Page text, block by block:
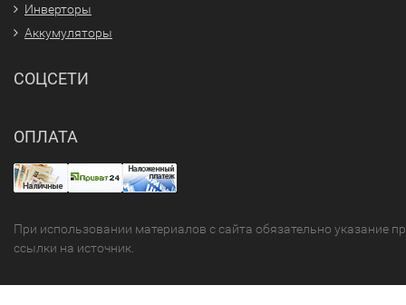
Инверторы
Аккумуляторы
СОЦСЕТИ
ОПЛАТА
При использовании материалов с сайта обязательно указание
ссылки на источник.